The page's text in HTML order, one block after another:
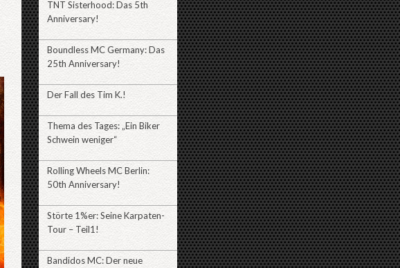
TNT Sisterhood: Das 5th
Anniversary!
Boundless MC Germany: Das
25th Anniversary!
Der Fall des Tim K.!
Thema des Tages: „Ein Biker
Schwein weniger“
Rolling Wheels MC Berlin:
50th Anniversary!
Störte 1%er: Seine Karpaten-
Tour – Teil1!
Bandidos MC: Der neue